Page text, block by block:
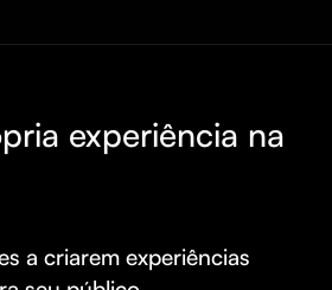
experiência na
a criarem experiências